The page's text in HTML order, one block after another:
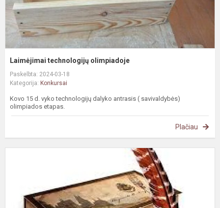
Laimėjimai technologijų olimpiadoje
Paskelbta: 2024-03-18
Kategorija: Konkursai
Kovo 15 d. vyko technologijų dalyko antrasis ( savivaldybės)
olimpiados etapas.
Plačiau